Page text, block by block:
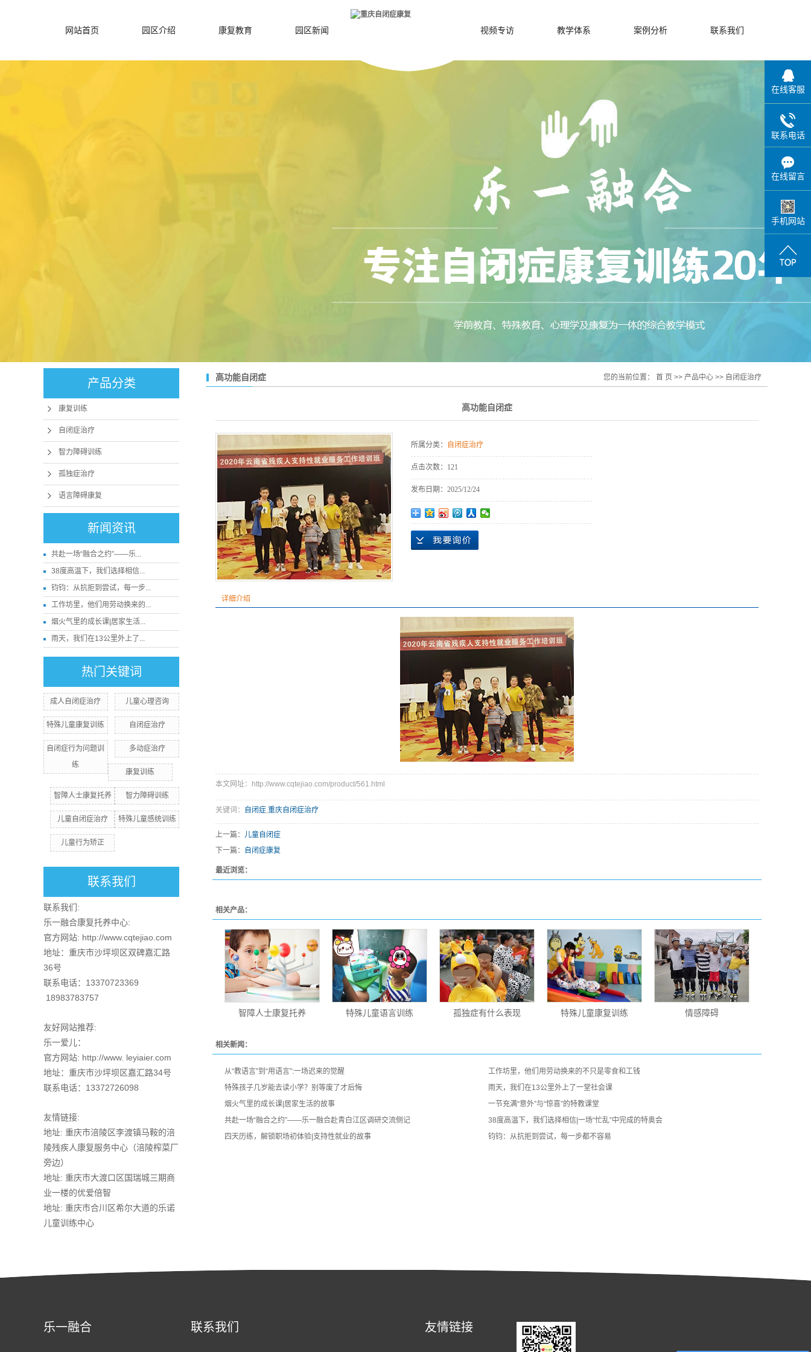
网站首页 园区介绍 康复教育 园区新闻 视频专访 教学体系 案例分析 联系我们
产品分类
康复训练
自闭症治疗
智力障碍训练
孤独症治疗
语言障碍康复
新闻资讯
共赴一场“融合之约”——乐...
38度高温下，我们选择相信...
钧钧：从抗拒到尝试，每一步...
工作坊里，他们用劳动换来的...
烟火气里的成长课|居家生活...
雨天，我们在13公里外上了...
热门关键词
成人自闭症治疗 儿童心理咨询
特殊儿童康复训练 自闭症治疗
自闭症行为问题训
练
多动症治疗
康复训练
智障人士康复托养 智力障碍训练
儿童自闭症治疗 特殊儿童感统训练
儿童行为矫正
联系我们
联系我们:
乐一融合康复托养中心:
官方网站: http://www.cqtejiao.com
地址：重庆市沙坪坝区双碑嘉汇路
36号
联系电话：13370723369
18983783757
友好网站推荐:
乐一爱儿：
官方网站: http://www. leyiaier.com
地址：重庆市沙坪坝区嘉汇路34号
联系电话：13372726098
友情链接:
地址: 重庆市涪陵区李渡镇马鞍的涪
陵残疾人康复服务中心（涪陵榨菜厂
旁边）
地址: 重庆市大渡口区国瑞城三期商
业一楼的优爱倍智
地址: 重庆市合川区希尔大道的乐诺
儿童训练中心
高功能自闭症 您的当前位置： 首 页 >> 产品中心 >> 自闭症治疗
高功能自闭症
所属分类： 自闭症治疗
点击次数： 121
发布日期： 2025/12/24
详细介绍
本文网址：http://www.cqtejiao.com/product/561.html
关键词： 自闭症,重庆自闭症治疗
上一篇： 儿童自闭症
下一篇：
自闭症康复
最近浏览：
相关产品：
智障人士康复托养 特殊儿童语言训练 孤独症有什么表现 特殊儿童康复训练 情感障碍
相关新闻：
从“教语言”到“用语言”:一场迟来的觉醒
工作坊里，他们用劳动换来的不只是零食和工钱
特殊孩子几岁能去读小学？别等废了才后悔
雨天，我们在13公里外上了一堂社会课
烟火气里的成长课|居家生活的故事
一节充满“意外”与“惊喜”的特教课堂
共赴一场“融合之约”——乐一融合赴青白江区调研交流侧记
38度高温下，我们选择相信|一场“忙乱”中完成的特奥会
四天历练，解锁职场初体验|支持性就业的故事
钧钧：从抗拒到尝试，每一步都不容易
乐一融合 联系我们 友情链接
在线客服
联系电话
在线留言
手机网站